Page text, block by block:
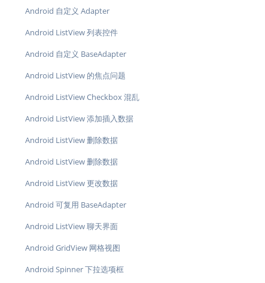
Android 自定义 Adapter
Android ListView 列表控件
Android 自定义 BaseAdapter
Android ListView 的焦点问题
Android ListView Checkbox 混乱
Android ListView 添加插入数据
Android ListView 删除数据
Android ListView 删除数据
Android ListView 更改数据
Android 可复用 BaseAdapter
Android ListView 聊天界面
Android GridView 网格视图
Android Spinner 下拉选项框